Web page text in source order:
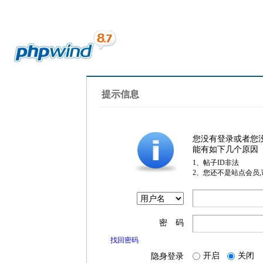
提示信息
您没有登录或者您
能有如下几个原因
1、帖子ID非法
2、您还不是站点会员
密 码
找回密码
隐身登录 开启 关闭